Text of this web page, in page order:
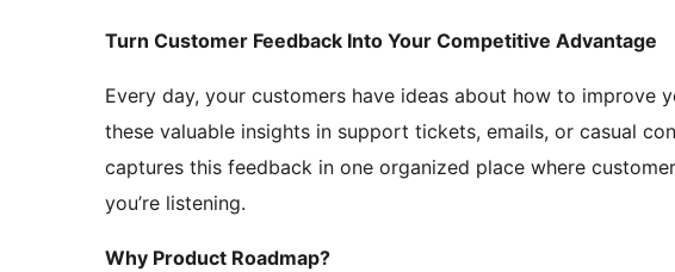
Turn Customer Feedback Into Your Competitive Advantage
Every day, your customers have ideas about how to improve
these valuable insights in support tickets, emails, or casual
captures this feedback in one organized place where
you’re listening.
Why Product Roadmap?